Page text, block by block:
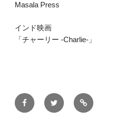
Masala Press
インド映画
「チャーリー -Charlie-」
Masala
Press
Twitter
八
尋